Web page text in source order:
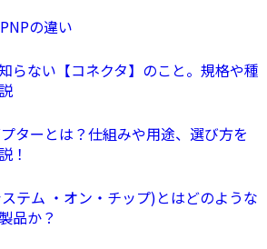
の違い
らない【コネクタ】のこと。規格や種
ターとは？仕組みや用途、選び方を
！
テム ・オン・チップ)とはどのような
品か？